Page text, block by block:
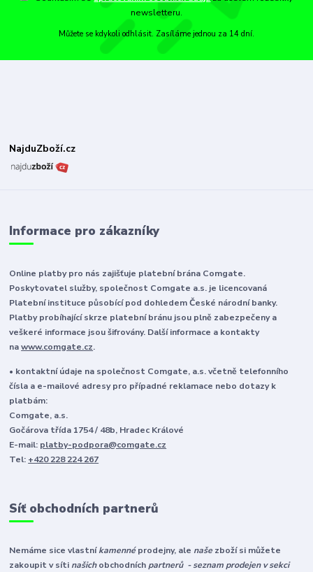
newsletteru.
Můžete se kdykoli odhlásit. Zasíláme jednou za 14 dní.
NajduZboží.cz
Informace pro zákazníky
Online platby pro nás zajišťuje platební brána Comgate.
Poskytovatel služby, společnost Comgate a.s. je licencovaná
Platební instituce působící pod dohledem České národní banky.
Platby probíhající skrze platební bránu jsou plně zabezpečeny a
veškeré informace jsou šifrovány. Další informace a kontakty
nawww.comgate.cz.
• kontaktní údaje na společnost Comgate, a.s. včetně telefonního
čísla a e-mailové adresy pro případné reklamace nebo dotazy k
platbám:
Comgate, a.s.
Gočárova třída 1754 / 48b, Hradec Králové
E-mail: platby-podpora@comgate.cz
Tel: +420 228 224 267
Síť obchodních partnerů
Nemáme sice vlastníkamennéprodejny, ale naše zboží si můžete
zakoupit v síti našichobchodníchpartnerů - seznam prodejen v sekci